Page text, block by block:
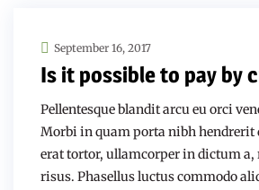
September 16, 2017
Is it possible to pay by
Pellentesque blandit arcu eu orci
Morbi in quam porta nibh hendrerit
erat tortor, ullamcorper in dictum a,
risus. Phasellus luctus commodo